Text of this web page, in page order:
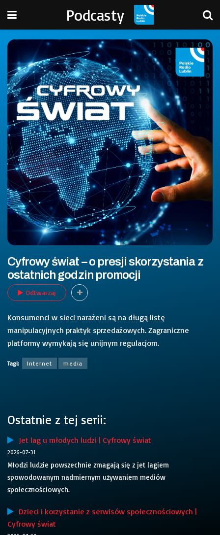
Podcasty
Cyfrowy świat – o presji skorzystania z
ostatnich godzin promocji
Odtwarzaj
Konsumenci w sieci narażeni są na długą listę
manipulacyjnych praktyk sprzedażowych. Zagraniczne
platformy wymykają się unijnym regulacjom.
Tagi: Internet media
Ostatnie z tej serii:
Jet lag u młodych ludzi | Cyfrowy świat
2026-07-31
Młodzi ludzie powszechnie zmagają się z jet lagiem
spowodowanym nadmiernym używaniem mediów
społecznościowych.
Dzieci i korzystanie z serwisów społecznościowych |
Cyfrowy świat